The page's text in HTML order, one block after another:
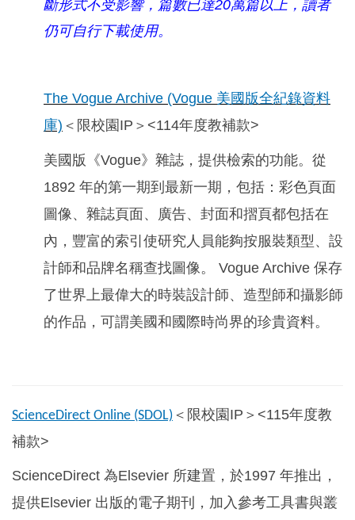
斷形式不受影響，篇數已達20萬篇以上，讀者
仍可自行下載使用。
The Vogue Archive (Vogue 美國版全紀錄資料
庫) ＜限校園IP＞<114年度教補款>
美國版《Vogue》雜誌，提供檢索的功能。從
1892 年的第一期到最新一期，包括：彩色頁面
圖像、雜誌頁面、廣告、封面和摺頁都包括在
內，豐富的索引使研究人員能夠按服裝類型、設
計師和品牌名稱查找圖像。 Vogue Archive 保存
了世界上最偉大的時裝設計師、造型師和攝影師
的作品，可謂美國和國際時尚界的珍貴資料。
ScienceDirect Online (SDOL) ＜限校園IP＞<115年度教
補款>
ScienceDirect 為Elsevier 所建置，於1997 年推出，
提供Elsevier 出版的電子期刊，加入參考工具書與叢